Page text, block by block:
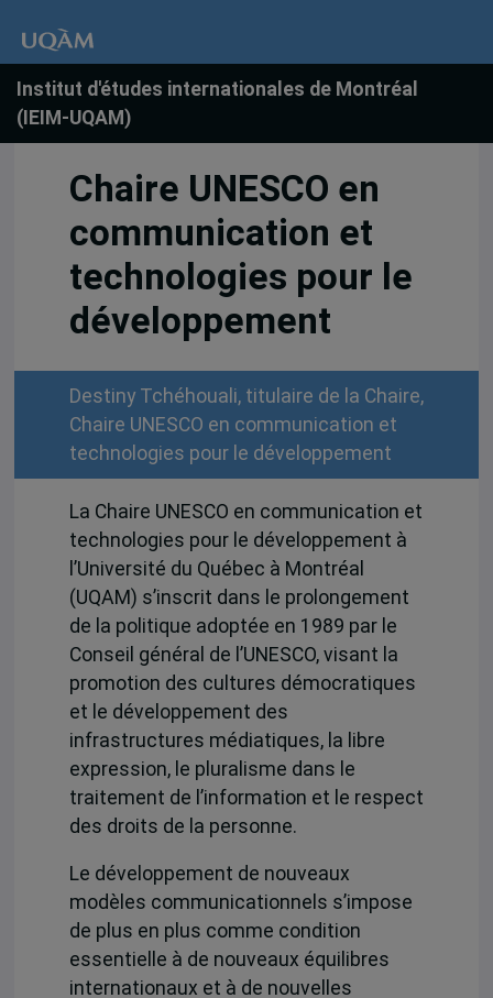
Institut d'études internationales de Montréal
(IEIM-UQAM)
Chaire UNESCO en
communication et
technologies pour le
développement
Destiny Tchéhouali, titulaire de la Chaire,
Chaire UNESCO en communication et
technologies pour le développement
La Chaire UNESCO en communication et
technologies pour le développement à
l’Université du Québec à Montréal
(UQAM) s’inscrit dans le prolongement
de la politique adoptée en 1989 par le
Conseil général de l’UNESCO, visant la
promotion des cultures démocratiques
et le développement des
infrastructures médiatiques, la libre
expression, le pluralisme dans le
traitement de l’information et le respect
des droits de la personne.
Le développement de nouveaux
modèles communicationnels s’impose
de plus en plus comme condition
essentielle à de nouveaux équilibres
internationaux et à de nouvelles